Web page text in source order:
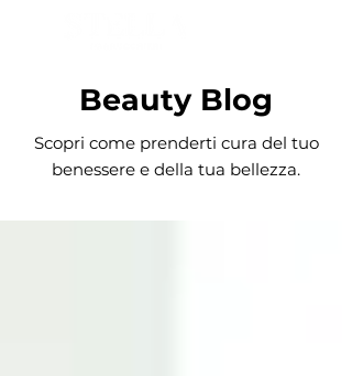
Beauty Blog
Scopri come prenderti cura del tuo
benessere e della tua bellezza.